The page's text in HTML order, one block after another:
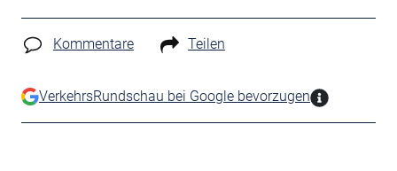
Kommentare Teilen
VerkehrsRundschau bei Google bevorzugen